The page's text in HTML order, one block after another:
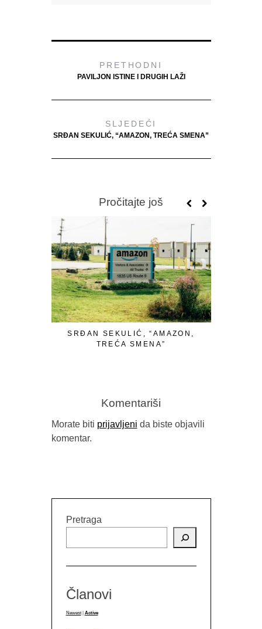
PRETHODNI
PAVILJON ISTINE I DRUGIH LAŽI
SLJEDEĆI
SRĐAN SEKULIĆ, “AMAZON, TREĆA SMENA”
Pročitajte još
SRĐAN SEKULIĆ, “AMAZON,
TREĆA SMENA”
Komentariši
Morate biti prijavljeni da biste objavili
komentar.
Pretraga
Članovi
Newest Active